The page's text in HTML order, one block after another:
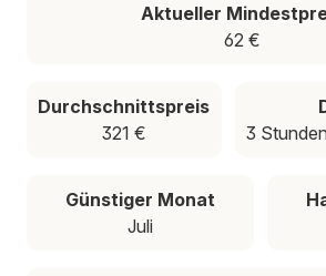
Aktueller
62 €
Durchschnittspreis
321 €
3
Günstiger Monat
Juli